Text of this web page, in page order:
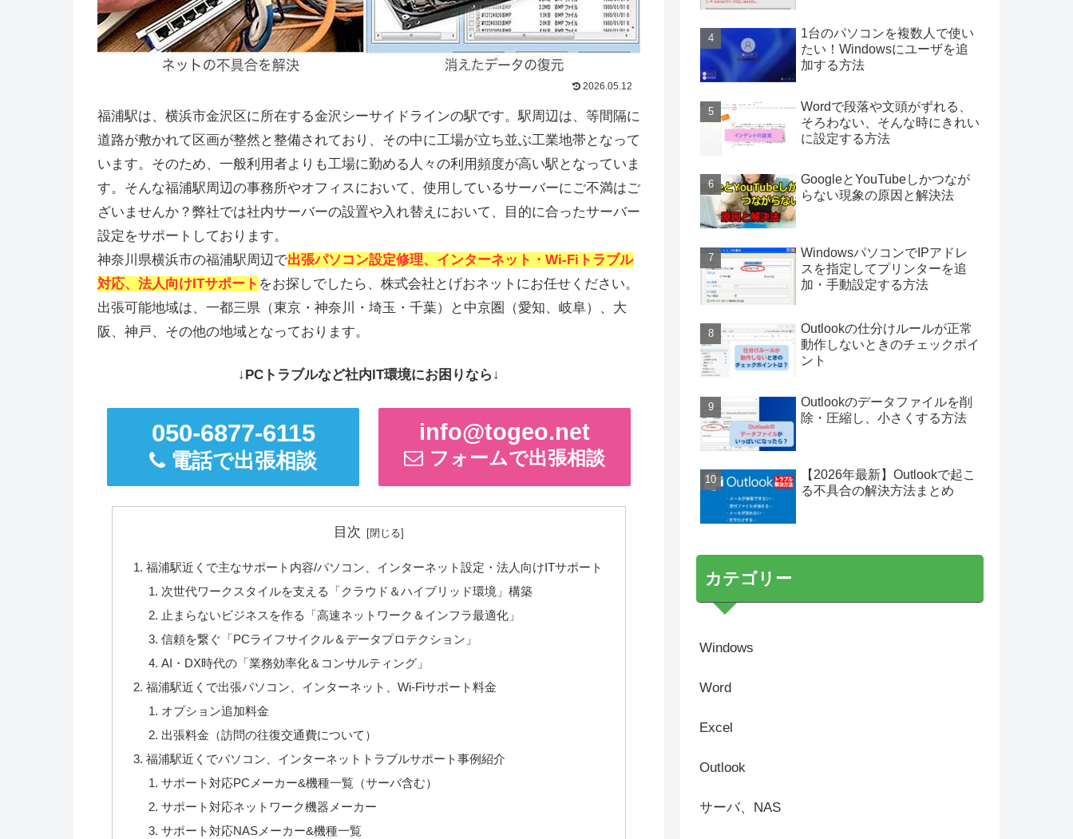
2026.05.12
福浦駅は、横浜市金沢区に所在する金沢シーサイドラインの駅です。駅周辺は、等間隔に
道路が敷かれて区画が整然と整備されており、その中に工場が立ち並ぶ工業地帯となって
います。そのため、一般利用者よりも工場に勤める人々の利用頻度が高い駅となっていま
す。そんな福浦駅周辺の事務所やオフィスにおいて、使用しているサーバーにご不満はご
ざいませんか？弊社では社内サーバーの設置や入れ替えにおいて、目的に合ったサーバー
設定をサポートしております。
神奈川県横浜市の福浦駅周辺で出張パソコン設定修理、インターネット・Wi-Fiトラブル
対応、法人向けITサポート をお探しでしたら、株式会社とげおネットにお任せください。
出張可能地域は、一都三県（東京・神奈川・埼玉・千葉）と中京圏（愛知、岐阜）、大
阪、神戸、その他の地域となっております。
↓PCトラブルなど社内IT環境にお困りなら↓
050-6877-6115
電話で出張相談
info@togeo.net
フォームで出張相談
目次
福浦駅近くで主なサポート内容/パソコン、インターネット設定・法人向けITサポート
次世代ワークスタイルを支える「クラウド＆ハイブリッド環境」構築
止まらないビジネスを作る「高速ネットワーク＆インフラ最適化」
信頼を繋ぐ「PCライフサイクル＆データプロテクション」
AI・DX時代の「業務効率化＆コンサルティング」
福浦駅近くで出張パソコン、インターネット、Wi-Fiサポート料金
オプション追加料金
出張料金（訪問の往復交通費について）
福浦駅近くでパソコン、インターネットトラブルサポート事例紹介
サポート対応PCメーカー&機種一覧（サーバ含む）
サポート対応ネットワーク機器メーカー
サポート対応NASメーカー&機種一覧
1台のパソコンを複数人で使い
たい！Windowsにユーザを追
加する方法
Wordで段落や文頭がずれる、
そろわない、そんな時にきれい
に設定する方法
GoogleとYouTubeしかつなが
らない現象の原因と解決法
WindowsパソコンでIPアドレ
スを指定してプリンターを追
加・手動設定する方法
Outlookの仕分けルールが正常
動作しないときのチェックポイ
ント
Outlookのデータファイルを削
除・圧縮し、小さくする方法
【2026年最新】Outlookで起こ
る不具合の解決方法まとめ
カテゴリー
Windows
Word
Excel
Outlook
サーバ、NAS